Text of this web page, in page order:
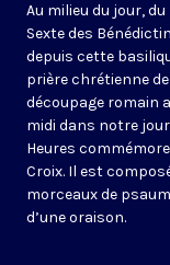
Au milieu du jour,
Sexte des
depuis cette
prière chrétienne
découpage romain
midi dans notre
Heures
Croix. Il est
morceaux de
d’une oraison.